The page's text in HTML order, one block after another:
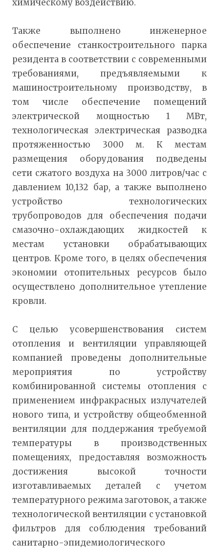
химическому воздействию.
Также выполнено инженерное
обеспечение станкостроительного парка
резидента в соответствии с современными
требованиями, предъявляемыми к
машиностроительному производству, в
том числе обеспечение помещений
электрической мощностью 1 МВт,
технологическая электрическая разводка
протяженностью 3000 м. К местам
размещения оборудования подведены
сети сжатого воздуха на 3000 литров/час с
давлением 10,132 бар, а также выполнено
устройство технологических
трубопроводов для обеспечения подачи
смазочно-охлаждающих жидкостей к
местам установки обрабатывающих
центров. Кроме того, в целях обеспечения
экономии отопительных ресурсов было
осуществлено дополнительное утепление
кровли.
С целью усовершенствования систем
отопления и вентиляции управляющей
компанией проведены дополнительные
мероприятия по устройству
комбинированной системы отопления с
применением инфракрасных излучателей
нового типа, и устройству общеобменной
вентиляции для поддержания требуемой
температуры в производственных
помещениях, предоставляя возможность
достижения высокой точности
изготавливаемых деталей с учетом
температурного режима заготовок, а также
технологической вентиляции с установкой
фильтров для соблюдения требований
санитарно-эпидемиологического